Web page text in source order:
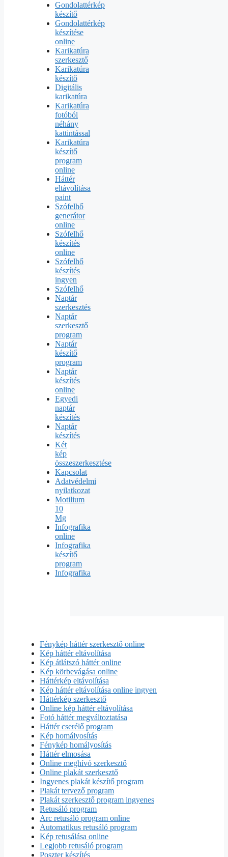
Gondolattérkép
készítő
Gondolattérkép
készítése
online
Karikatúra
szerkesztő
Karikatúra
készítő
Digitális
karikatúra
Karikatúra
fotóból
néhány
kattintással
Karikatúra
készítő
program
online
Háttér
eltávolítása
paint
Szófelhő
generátor
online
Szófelhő
készítés
online
Szófelhő
készítés
ingyen
Szófelhő
Naptár
szerkesztés
Naptár
szerkesztő
program
Naptár
készítő
program
Naptár
készítés
online
Egyedi
naptár
készítés
Naptár
készítés
Két
kép
összeszerkesztése
Kapcsolat
Adatvédelmi
nyilatkozat
Motilium
10
Mg
Infografika
online
Infografika
készítő
program
Infografika
Fénykép háttér szerkesztő online
Kép háttér eltávolítása
Kép átlátszó háttér online
Kép körbevágása online
Háttérkép eltávolítása
Kép háttér eltávolítása online ingyen
Háttérkép szerkesztő
Online kép háttér eltávolítása
Fotó háttér megváltoztatása
Háttér cserélő program
Kép homályosítás
Fénykép homályosítás
Háttér elmosása
Online meghívó szerkesztő
Online plakát szerkesztő
Ingyenes plakát készítő program
Plakát tervező program
Plakát szerkesztő program ingyenes
Retusáló program
Arc retusáló program online
Automatikus retusáló program
Kép retusálása online
Legjobb retusáló program
Poszter készítés